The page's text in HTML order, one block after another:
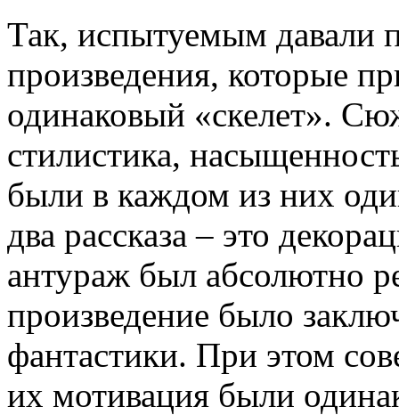
Так, испытуемым давали
произведения, которые
одинаковый «скелет».
стилистика,
были в каждом из них
два рассказа – это
антураж был абсолютно
произведение было
фантастики. При этом
их мотивация были